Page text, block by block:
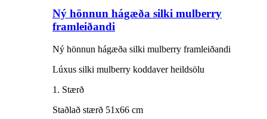
Ný hönnun hágæða silki mulberry
framleiðandi
Ný hönnun hágæða silki mulberry framleiðandi
Lúxus silki mulberry koddaver heildsölu
1. Stærð
Staðlað stærð 51x66 cm